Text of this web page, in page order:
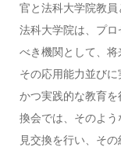
官と法科大学院教員
法科大学院は、プ
べき機関として、
その応用能力並び
かつ実践的な教育
換会では、そのよ
見交換を行い、そ